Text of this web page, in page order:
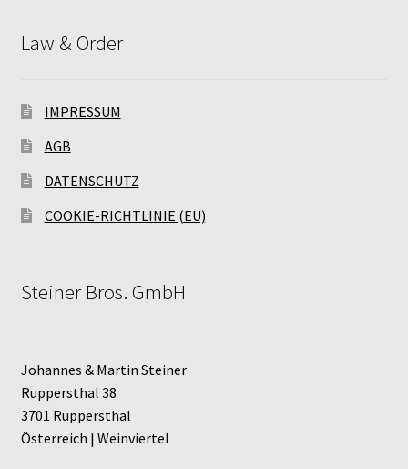
Law & Order
IMPRESSUM
AGB
DATENSCHUTZ
COOKIE-RICHTLINIE (EU)
Steiner Bros. GmbH
Johannes & Martin Steiner
Ruppersthal 38
3701 Ruppersthal
Österreich | Weinviertel